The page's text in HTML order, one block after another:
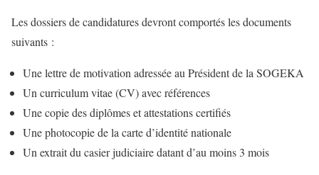
Les dossiers de candidatures devront comportés les documents
suivants :
Une lettre de motivation adressée au Président de la SOGEKA
Un curriculum vitae (CV) avec références
Une copie des diplômes et attestations certifiés
Une photocopie de la carte d’identité nationale
Un extrait du casier judiciaire datant d’au moins 3 mois